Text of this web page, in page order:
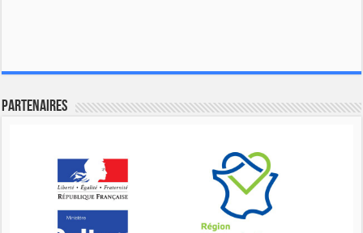
Partenaires